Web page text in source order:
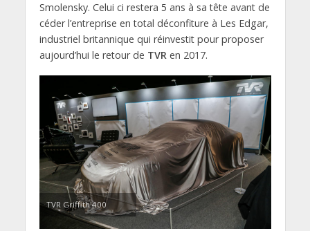
Smolensky. Celui ci restera 5 ans à sa tête avant de
céder l’entreprise en total déconfiture à Les Edgar,
industriel britannique qui réinvestit pour proposer
aujourd’hui le retour de TVRen 2017.
TVR Griffith 400